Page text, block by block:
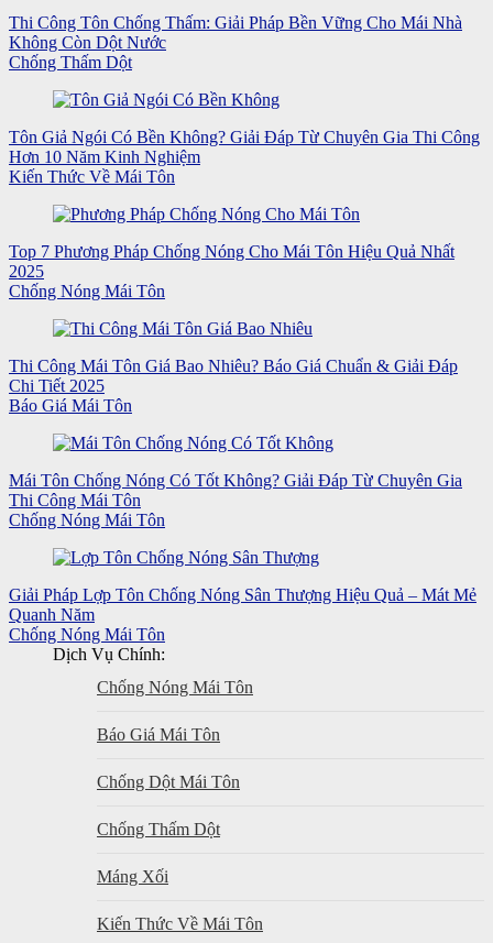
Thi Công Tôn Chống Thấm: Giải Pháp Bền Vững Cho Mái Nhà
Không Còn Dột Nước
Chống Thấm Dột
Tôn Giả Ngói Có Bền Không? Giải Đáp Từ Chuyên Gia Thi Công
Hơn 10 Năm Kinh Nghiệm
Kiến Thức Về Mái Tôn
Top 7 Phương Pháp Chống Nóng Cho Mái Tôn Hiệu Quả Nhất
2025
Chống Nóng Mái Tôn
Thi Công Mái Tôn Giá Bao Nhiêu? Báo Giá Chuẩn & Giải Đáp
Chi Tiết 2025
Báo Giá Mái Tôn
Mái Tôn Chống Nóng Có Tốt Không? Giải Đáp Từ Chuyên Gia
Thi Công Mái Tôn
Chống Nóng Mái Tôn
Giải Pháp Lợp Tôn Chống Nóng Sân Thượng Hiệu Quả – Mát Mẻ
Quanh Năm
Chống Nóng Mái Tôn
Dịch Vụ Chính:
Chống Nóng Mái Tôn
Báo Giá Mái Tôn
Chống Dột Mái Tôn
Chống Thấm Dột
Máng Xối
Kiến Thức Về Mái Tôn